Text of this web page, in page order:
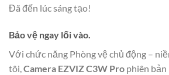
Đã đến lúc sáng tạo!
Bảo vệ ngay lối vào.
Với chức năng Phòng vệ chủ động –
tôi,Camera EZVIZ C3W Pro phiên bản